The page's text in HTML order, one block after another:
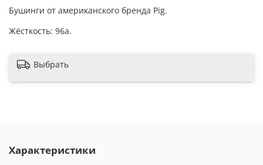
Бушинги от американского бренда Pig.
Жёсткость: 96а.
Выбрать
Характеристики